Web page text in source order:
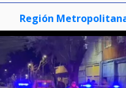
Región